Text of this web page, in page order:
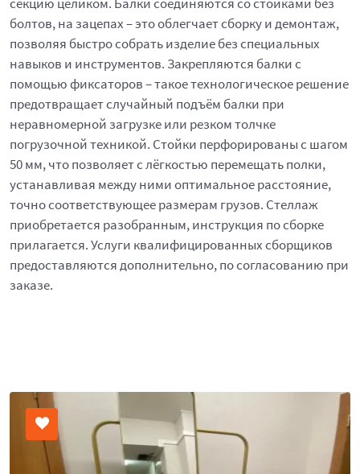
болтов, на зацепах – это облегчает сборку и демонтаж,
позволяя быстро собрать изделие без специальных
навыков и инструментов. Закрепляются балки с
помощью фиксаторов – такое технологическое решение
предотвращает случайный подъём балки при
неравномерной загрузке или резком толчке
погрузочной техникой. Стойки перфорированы с шагом
50 мм, что позволяет с лёгкостью перемещать полки,
устанавливая между ними оптимальное расстояние,
точно соответствующее размерам грузов. Стеллаж
приобретается разобранным, инструкция по сборке
прилагается. Услуги квалифицированных сборщиков
предоставляются дополнительно, по согласованию при
заказе.